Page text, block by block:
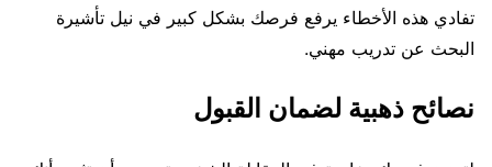
تفادي هذه الأخطاء يرفع فرصك بشكل كبير في نيل تأشيرة
البحث عن تدريب مهني.
نصائح ذهبية لضمان القبول